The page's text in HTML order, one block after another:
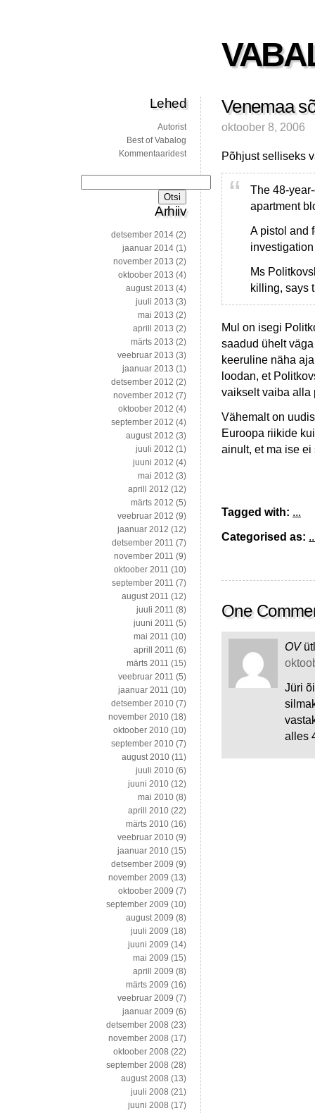
Venemaa
oktoober 8, 2006
Põhjust selliseks
The 48-
apartment
A pistol and
Ms
killing, says
Mul on isegi
saadud ühelt
keeruline näha
loodan, et
vaikselt vaiba alla
Vähemalt on
Euroopa riikide
ainult, et ma ise
Tagged with: ...
Categorised as:
One
OV
Jüri
alles
Lehed
Autorist
Best of Vabalog
Kommentaaridest
Arhiiv
detsember 2014 (2)
jaanuar 2014 (1)
november 2013 (2)
oktoober 2013 (4)
august 2013 (4)
juuli 2013 (3)
mai 2013 (2)
aprill 2013 (2)
märts 2013 (2)
veebruar 2013 (3)
jaanuar 2013 (1)
detsember 2012 (2)
november 2012 (7)
oktoober 2012 (4)
september 2012 (4)
august 2012 (3)
juuli 2012 (1)
juuni 2012 (4)
mai 2012 (3)
aprill 2012 (12)
märts 2012 (5)
veebruar 2012 (9)
jaanuar 2012 (12)
detsember 2011 (7)
november 2011 (9)
oktoober 2011 (10)
september 2011 (7)
august 2011 (12)
juuli 2011 (8)
juuni 2011 (5)
mai 2011 (10)
aprill 2011 (6)
märts 2011 (15)
veebruar 2011 (5)
jaanuar 2011 (10)
detsember 2010 (7)
november 2010 (18)
oktoober 2010 (10)
september 2010 (7)
august 2010 (11)
juuli 2010 (6)
juuni 2010 (12)
mai 2010 (8)
aprill 2010 (22)
märts 2010 (16)
veebruar 2010 (9)
jaanuar 2010 (15)
detsember 2009 (9)
november 2009 (13)
oktoober 2009 (7)
september 2009 (10)
august 2009 (8)
juuli 2009 (18)
juuni 2009 (14)
mai 2009 (15)
aprill 2009 (8)
märts 2009 (16)
veebruar 2009 (7)
jaanuar 2009 (6)
detsember 2008 (23)
november 2008 (17)
oktoober 2008 (22)
september 2008 (28)
august 2008 (13)
juuli 2008 (21)
juuni 2008 (17)